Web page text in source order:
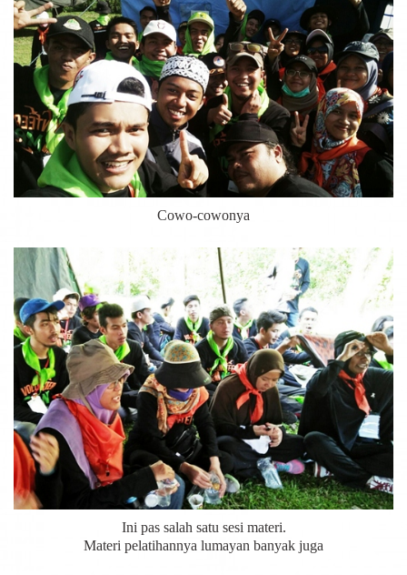
Cowo-cowonya
Ini pas salah satu sesi materi.
Materi pelatihannya lumayan banyak juga